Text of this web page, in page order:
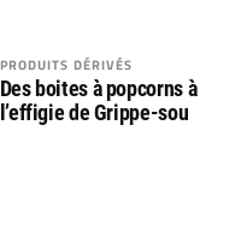
PRODUITS DÉRIVÉS
Des boites à popcorns à
l’effigie de Grippe-sou